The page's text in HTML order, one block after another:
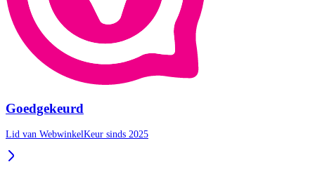
Goedgekeurd
Lid van WebwinkelKeur sinds 2025